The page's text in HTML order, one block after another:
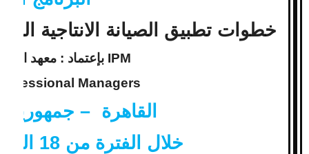
خطوات تطبيق الصيانة الانتاجية
بإعتماد : معهد IPM
Managers
القاهرة – جمهورية
خلال الفترة من 18 الى 27 يناير 2015 م